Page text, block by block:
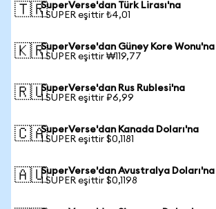
🇹🇷SuperVerse'dan Türk Lirası'na
1 SUPER eşittir ₺4,01
🇰🇷SuperVerse'dan Güney Kore Wonu'na
1 SUPER eşittir ₩119,77
🇷🇺SuperVerse'dan Rus Rublesi'na
1 SUPER eşittir ₽6,99
🇨🇦SuperVerse'dan Kanada Doları'na
1 SUPER eşittir $0,1181
🇦🇺SuperVerse'dan Avustralya Doları'na
1 SUPER eşittir $0,1198